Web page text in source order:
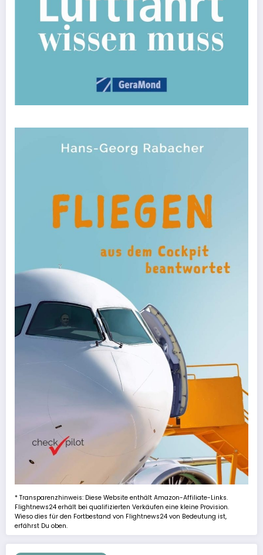
* Transparenzhinweis: Diese Website enthält Amazon-Affiliate-Links.
Flightnews24 erhält bei qualifizierten Verkäufen eine kleine Provision.
Wieso dies für den Fortbestand von Flightnews24 von Bedeutung ist,
erfährst Du oben.